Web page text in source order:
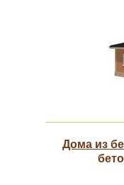
Дома из